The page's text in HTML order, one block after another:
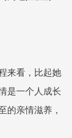
来看，比起她
是一个人成长
的亲情滋养，